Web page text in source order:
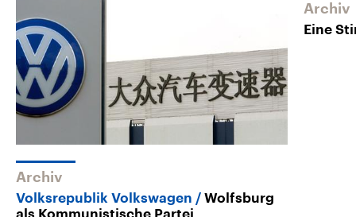
Archiv
Volksrepublik Volkswagen
Wolfsburg
Archiv
Eine